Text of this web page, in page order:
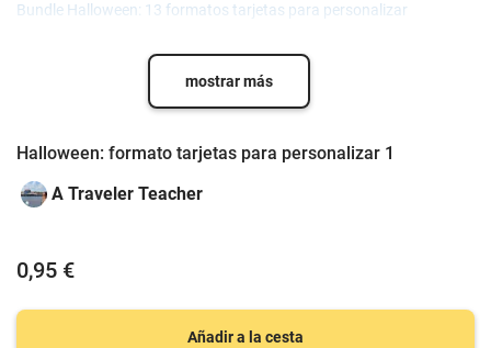
Bundle Halloween: 13 formatos tarjetas para personalizar
mostrar más
Halloween: formato tarjetas para personalizar 1
A Traveler Teacher
0,95 €
Añadir a la cesta